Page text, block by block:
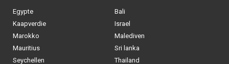
Kaapverdie
Marokko
Mauritius
Seychellen
Tunesie
Israel
Malediven
Sri lanka
Thailand
Turkije